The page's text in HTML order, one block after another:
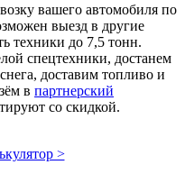
вашего автомобиля по
выезд в другие
техники до 7,5 тонн.
спецтехники, достанем
доставим топливо и
в партнерский
со скидкой.
>